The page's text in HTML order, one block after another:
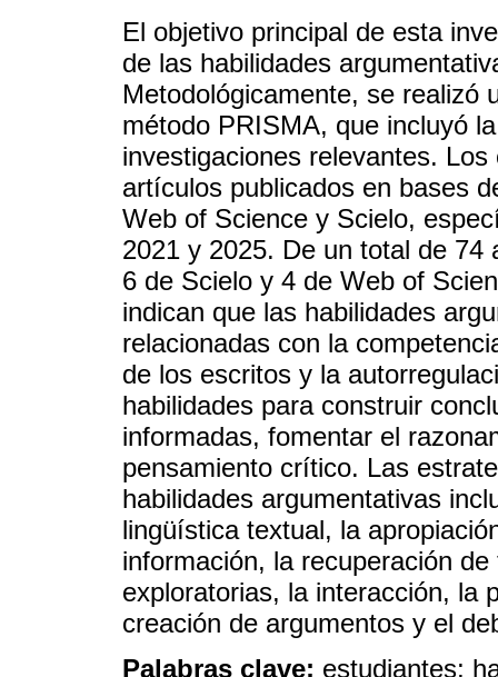
El objetivo principal de esta
de las habilidades
Metodológicamente, se realizó
método PRISMA, que incluyó
investigaciones relevantes.
artículos publicados en bases
Web of Science y Scielo,
2021 y 2025. De un total de
6 de Scielo y 4 de Web of
indican que las habilidades
relacionadas con la
de los escritos y la
habilidades para construir
informadas, fomentar el
pensamiento crítico. Las
habilidades argumentativas
lingüística textual, la
información, la recuperación
exploratorias, la interacción, la
creación de argumentos y el
Palabras clave: estudiantes;